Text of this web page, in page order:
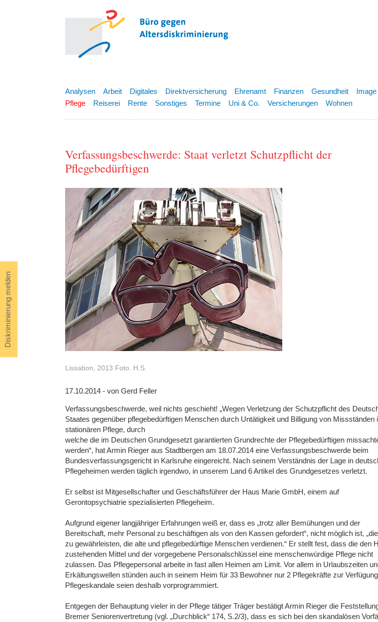
Diskriminierung melden
Analysen Arbeit Digitales Direktversicherung Ehrenamt Finanzen Gesundheit Image
Pflege
Reiserei Rente Sonstiges Termine Uni & Co. Versicherungen Wohnen
Verfassungsbeschwerde: Staat verletzt Schutzpflicht der
Pflegebedürftigen
Lissabon, 2013 Foto. H.S.
17.10.2014 - von Gerd Feller
Verfassungsbeschwerde, weil nichts geschieht! „Wegen Verletzung der Schutzpflicht des
Staates gegenüber pflegebedürftigen Menschen durch Untätigkeit und Billigung von Missständen
stationären Pflege, durch
welche die im Deutschen Grundgesetzt garantierten Grundrechte der Pflegebedürftigen
werden“, hat Armin Rieger aus Stadtbergen am 18.07.2014 eine Verfassungsbeschwerde beim
Bundesverfassungsgericht in Karlsruhe eingereicht. Nach seinem Verständnis der Lage in
Pflegeheimen werden täglich irgendwo, in unserem Land 6 Artikel des Grundgesetzes verletzt.
Er selbst ist Mitgesellschafter und Geschäftsführer der Haus Marie GmbH, einem auf
Gerontopsychiatrie spezialisierten Pflegeheim.
Aufgrund eigener langjähriger Erfahrungen weiß er, dass es „trotz aller Bemühungen und der
Bereitschaft, mehr Personal zu beschäftigen als von den Kassen gefordert“, nicht möglich ist,
zu gewährleisten, die alte und pflegebedürftige Menschen verdienen.“ Er stellt fest, dass die den
zustehenden Mittel und der vorgegebene Personalschlüssel eine menschenwürdige Pflege nicht
zulassen. Das Pflegepersonal arbeite in fast allen Heimen am Limit. Vor allem in Urlaubszeiten
Erkältungswellen stünden auch in seinem Heim für 33 Bewohner nur 2 Pflegekräfte zur
Pflegeskandale seien deshalb vorprogrammiert.
Entgegen der Behauptung vieler in der Pflege tätiger Träger bestätigt Armin Rieger die
Bremer Seniorenvertretung (vgl. „Durchblick“ 174, S.2/3), dass es sich bei den skandalösen